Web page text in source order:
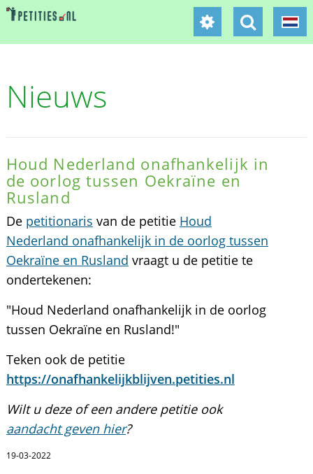
Nieuws
Houd Nederland onafhankelijk in
de oorlog tussen Oekraïne en
Rusland
De petitionaris van de petitie Houd
Nederland onafhankelijk in de oorlog tussen
Oekraïne en Rusland vraagt u de petitie te
ondertekenen:
"Houd Nederland onafhankelijk in de oorlog
tussen Oekraïne en Rusland!"
Teken ook de petitie
https://onafhankelijkblijven.petities.nl
Wilt u deze of een andere petitie ook
aandacht geven hier?
19-03-2022